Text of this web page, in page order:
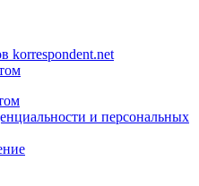
korrespondent.net
и персональных